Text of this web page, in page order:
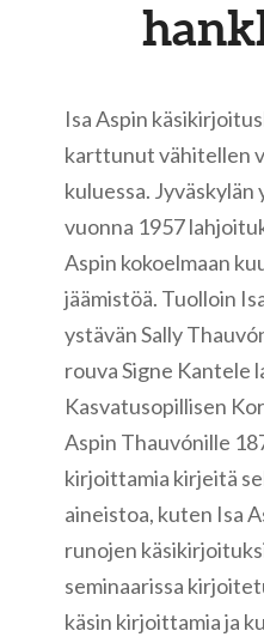
Isa Aspin
karttunut vähitellen
kuluessa.
vuonna 1957
Aspin kokoelmaan
jäämistöä. Tuolloin
ystävän Sally
rouva Signe Kantele
Kasvatusopillisen
Aspin Thauvónille
kirjoittamia kirjeitä
aineistoa, kuten Isa
runojen
seminaarissa
käsin kirjoittamia ja